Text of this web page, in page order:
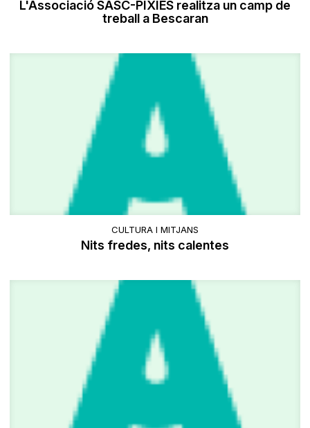
L'Associació SASC-PIXIES realitza un camp de
treball a Bescaran
CULTURA I MITJANS
Nits fredes, nits calentes